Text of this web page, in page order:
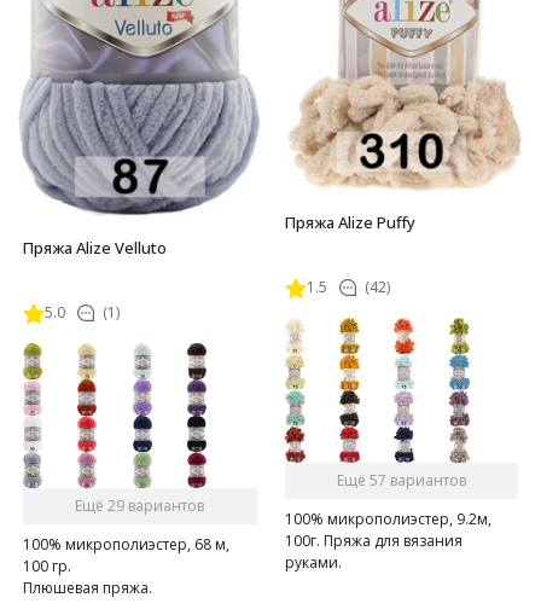
Пряжа Alize Velluto
5.0 (1)
Ещё 29 вариантов
100% микрополиэстер, 68 м,
100 гр.
Плюшевая пряжа.
Пряжа Alize Puffy
1.5 (42)
Ещё 57 вариантов
100% микрополиэстер, 9.2м,
100г. Пряжа для вязания
руками.